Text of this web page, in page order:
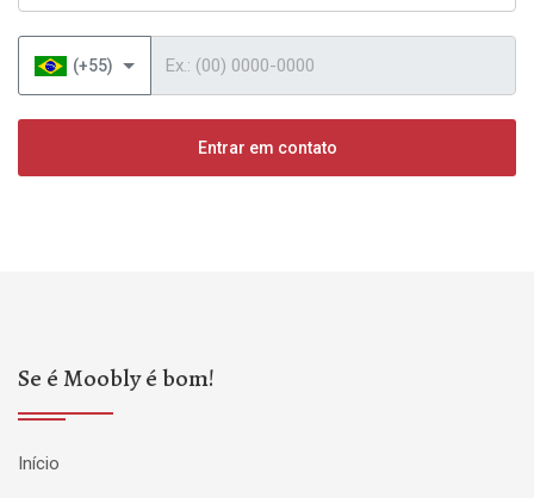
(+55)
Entrar em contato
Se é Moobly é bom!
Início